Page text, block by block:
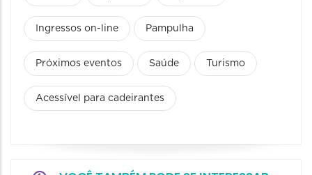
Ingressos on-line Pampulha
Próximos eventos Saúde Turismo
Acessível para cadeirantes